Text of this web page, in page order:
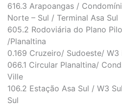
616.3 Arapoangas /
Norte – Sul / Terminal Asa Sul
605.2 Rodoviária do Plano
/Planaltina
0.169 Cruzeiro/ Sudoeste/
066.1 Circular Planaltina/
Ville
106.2 Estação Asa Sul / W3
Sul